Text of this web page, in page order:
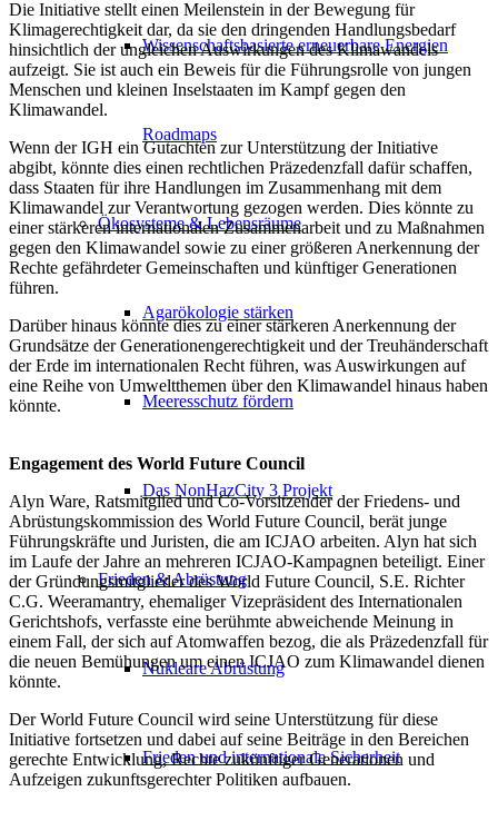
Wissenschaftsbasierte erneuerbare Energien
Roadmaps
Ökosysteme & Lebensräume
Agarökologie stärken
Meeresschutz fördern
Das NonHazCity 3 Projekt
Frieden & Abrüstung
Nukleare Abrüstung
Frieden und internationale Sicherheit
Die Initiative stellt einen Meilenstein in der Bewegung für
Klimagerechtigkeit dar, da sie den dringenden Handlungsbedarf
hinsichtlich der ungleichen Auswirkungen des Klimawandels
aufzeigt. Sie ist auch ein Beweis für die Führungsrolle von jungen
Menschen und kleinen Inselstaaten im Kampf gegen den
Klimawandel.
Wenn der IGH ein Gutachten zur Unterstützung der Initiative
abgibt, könnte dies einen rechtlichen Präzedenzfall dafür schaffen,
dass Staaten für ihre Handlungen im Zusammenhang mit dem
Klimawandel zur Verantwortung gezogen werden. Dies könnte zu
einer stärkeren internationalen Zusammenarbeit und zu Maßnahmen
gegen den Klimawandel sowie zu einer größeren Anerkennung der
Rechte gefährdeter Gemeinschaften und künftiger Generationen
führen.
Darüber hinaus könnte dies zu einer stärkeren Anerkennung der
Grundsätze der Generationengerechtigkeit und der Treuhänderschaft
der Erde im internationalen Recht führen, was Auswirkungen auf
eine Reihe von Umweltthemen über den Klimawandel hinaus haben
könnte.
Engagement des World Future Council
Alyn Ware, Ratsmitglied und Co-Vorsitzender der Friedens- und
Abrüstungskommission des World Future Council, berät junge
Führungskräfte und Juristen, die am ICJAO arbeiten. Alyn hat sich
im Laufe der Jahre an mehreren ICJAO-Kampagnen beteiligt. Einer
der Gründungsmitglieder des World Future Council, S.E. Richter
C.G. Weeramantry, ehemaliger Vizepräsident des Internationalen
Gerichtshofs, verfasste eine berühmte abweichende Meinung in
einem Fall, der sich auf Atomwaffen bezog, die als Präzedenzfall für
die neuen Bemühungen um einen ICJAO zum Klimawandel dienen
könnte.
Der World Future Council wird seine Unterstützung für diese
Initiative fortsetzen und dabei auf seine Beiträge in den Bereichen
gerechte Entwicklung, Rechte zukünftiger Generationen und
Aufzeigen zukunftsgerechter Politiken aufbauen.